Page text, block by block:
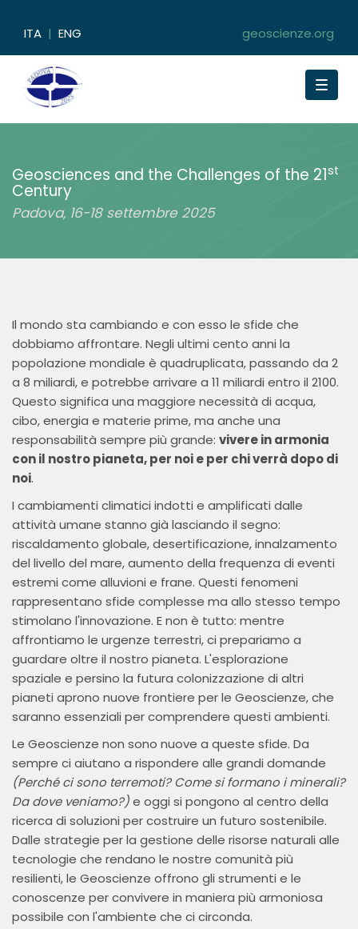
ITA | ENG geoscienze.org
Toggle
Geosciences and the Challenges of the 21st
Century
Padova, 16-18 settembre 2025
Il mondo sta cambiando e con esso le sfide che
dobbiamo affrontare. Negli ultimi cento anni la
popolazione mondiale è quadruplicata, passando da 2
a 8 miliardi, e potrebbe arrivare a 11 miliardi entro il 2100.
Questo significa una maggiore necessità di acqua,
cibo, energia e materie prime, ma anche una
responsabilità sempre più grande: vivere in armonia
con il nostro pianeta, per noi e per chi verrà dopo di
noi.
I cambiamenti climatici indotti e amplificati dalle
attività umane stanno già lasciando il segno:
riscaldamento globale, desertificazione, innalzamento
del livello del mare, aumento della frequenza di eventi
estremi come alluvioni e frane. Questi fenomeni
rappresentano sfide complesse ma allo stesso tempo
stimolano l'innovazione. E non è tutto: mentre
affrontiamo le urgenze terrestri, ci prepariamo a
guardare oltre il nostro pianeta. L'esplorazione
spaziale e persino la futura colonizzazione di altri
pianeti aprono nuove frontiere per le Geoscienze, che
saranno essenziali per comprendere questi ambienti.
Le Geoscienze non sono nuove a queste sfide. Da
sempre ci aiutano a rispondere alle grandi domande
(Perché ci sono terremoti? Come si formano i minerali?
Da dove veniamo?)e oggi si pongono al centro della
ricerca di soluzioni per costruire un futuro sostenibile.
Dalle strategie per la gestione delle risorse naturali alle
tecnologie che rendano le nostre comunità più
resilienti, le Geoscienze offrono gli strumenti e le
conoscenze per convivere in maniera più armoniosa
possibile con l'ambiente che ci circonda.